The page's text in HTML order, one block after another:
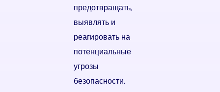
предотвращать,
выявлять и
реагировать на
потенциальные
угрозы
безопасности.